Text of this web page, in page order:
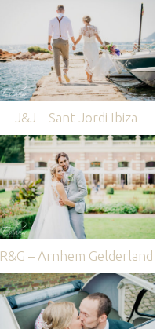
J&J – Sant Jordi Ibiza
R&G – Arnhem Gelderland